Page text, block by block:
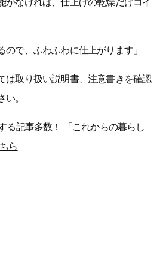
がなければ、仕上げの乾燥だけコイ
ので、ふわふわに仕上がります」
は取り扱い説明書、注意書きを確認
い。
る記事多数！ 「これからの暮らし
ら